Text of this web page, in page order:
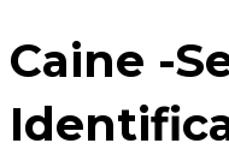
Caine -